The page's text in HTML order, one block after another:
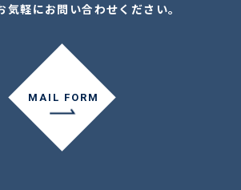
気軽にお問い合わせください。
MAIL FORM